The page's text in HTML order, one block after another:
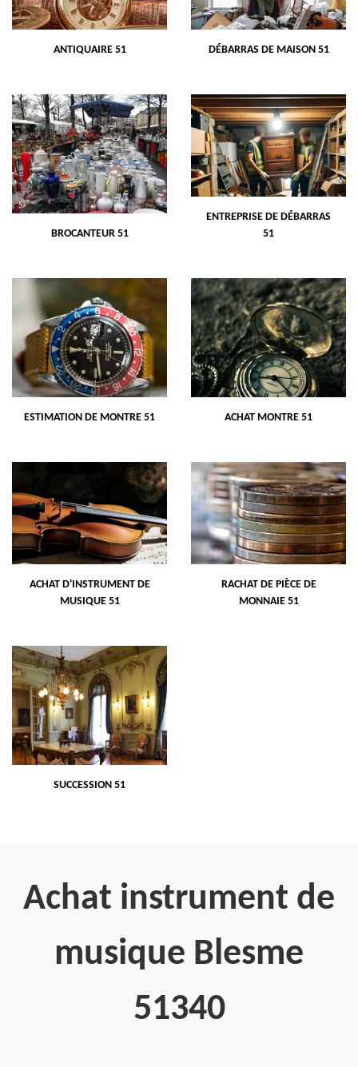
ANTIQUAIRE 51 DÉBARRAS DE MAISON 51
BROCANTEUR 51
ENTREPRISE DE DÉBARRAS
51
ESTIMATION DE MONTRE 51 ACHAT MONTRE 51
ACHAT D'INSTRUMENT DE
MUSIQUE 51
RACHAT DE PIÈCE DE
MONNAIE 51
SUCCESSION 51
Achat instrument de
musique Blesme
51340